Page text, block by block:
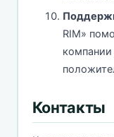
RIM»
Контакты